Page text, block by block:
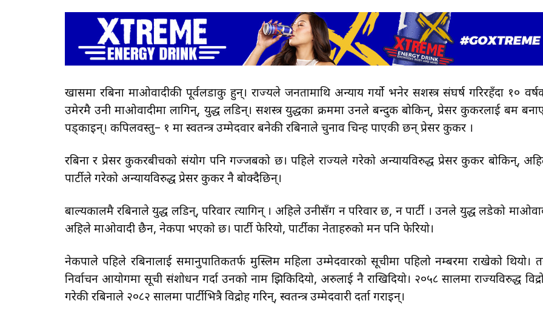
खासमा रबिना माओवादीकी पूर्वलडाकु हुन्। राज्यले जनतामाथि अन्याय गर्यो भनेर सशस्त्र संघर्ष गरिरहँदा १०
उमेरमै उनी माओवादीमा लागिन्, युद्ध लडिन्। सशस्त्र युद्धका क्रममा उनले बन्दुक बोकिन्, प्रेसर कुकरलाई बम
पड्काइन्। कपिलवस्तु– १ मा स्वतन्त्र उम्मेदवार बनेकी रबिनाले चुनाव चिन्ह पाएकी छन् प्रेसर कुकर ।
रबिना र प्रेसर कुकरबीचको संयोग पनि गज्जबको छ। पहिले राज्यले गरेको अन्यायविरुद्ध प्रेसर कुकर बोकिन्,
पार्टीले गरेको अन्यायविरुद्ध प्रेसर कुकर नै बोक्दैछिन्।
बाल्यकालमै रबिनाले युद्ध लडिन्, परिवार त्यागिन् । अहिले उनीसँग न परिवार छ, न पार्टी । उनले युद्ध लडेको
अहिले माओवादी छैन, नेकपा भएको छ। पार्टी फेरियो, पार्टीका नेताहरुको मन पनि फेरियो।
नेकपाले पहिले रबिनालाई समानुपातिकतर्फ मुस्लिम महिला उम्मेदवारको सूचीमा पहिलो नम्बरमा राखेको थियो।
निर्वाचन आयोगमा सूची संशोधन गर्दा उनको नाम झिकिदियो, अरुलाई नै राखिदियो। २०५८ सालमा राज्यविरुद्ध
गरेकी रबिनाले २०८२ सालमा पार्टीभित्रै विद्रोह गरिन्, स्वतन्त्र उम्मेदवारी दर्ता गराइन्।